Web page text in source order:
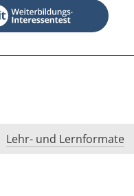
Lehr- und Lernformate